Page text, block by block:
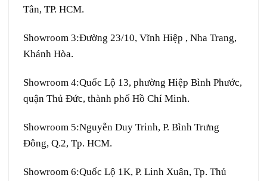
Tân, TP. HCM.
Showroom 3:Đường 23/10, Vĩnh Hiệp , Nha Trang,
Khánh Hòa.
Showroom 4:Quốc Lộ 13, phường Hiệp Bình Phước,
quận Thủ Đức, thành phố Hồ Chí Minh.
Showroom 5:Nguyễn Duy Trinh, P. Bình Trưng
Đông, Q.2, Tp. HCM.
Showroom 6:Quốc Lộ 1K, P. Linh Xuân, Tp. Thủ